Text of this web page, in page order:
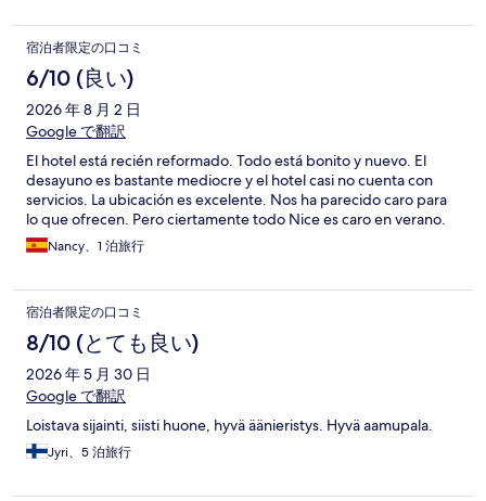
宿泊者限定の口コミ
6/10 (良い)
2026 年 8 月 2 日
Google で翻訳
El hotel está recién reformado. Todo está bonito y nuevo. El
desayuno es bastante mediocre y el hotel casi no cuenta con
servicios. La ubicación es excelente. Nos ha parecido caro para
lo que ofrecen. Pero ciertamente todo Nice es caro en verano.
Nancy、1 泊旅行
宿泊者限定の口コミ
8/10 (とても良い)
2026 年 5 月 30 日
Google で翻訳
Loistava sijainti, siisti huone, hyvä äänieristys. Hyvä aamupala.
Jyri、5 泊旅行